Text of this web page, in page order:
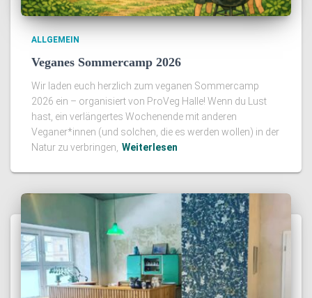
ALLGEMEIN
Veganes Sommercamp 2026
Wir laden euch herzlich zum veganen Sommercamp
2026 ein – organisiert von ProVeg Halle! Wenn du Lust
hast, ein verlängertes Wochenende mit anderen
Veganer*innen (und solchen, die es werden wollen) in der
Natur zu verbringen, Weiterlesen